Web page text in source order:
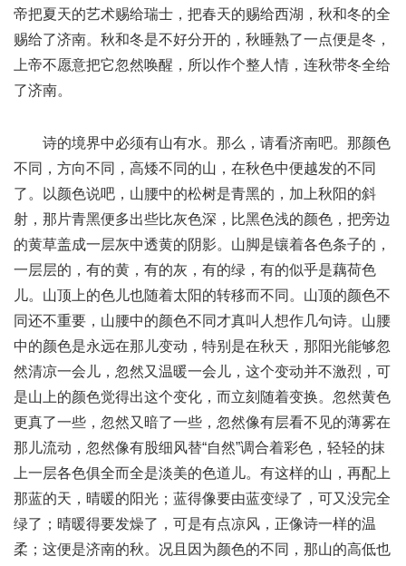
帝把夏天的艺术赐给瑞士，把春天的赐给西湖，秋和冬的全
赐给了济南。秋和冬是不好分开的，秋睡熟了一点便是冬，
上帝不愿意把它忽然唤醒，所以作个整人情，连秋带冬全给
了济南。
诗的境界中必须有山有水。那么，请看济南吧。那颜色
不同，方向不同，高矮不同的山，在秋色中便越发的不同
了。以颜色说吧，山腰中的松树是青黑的，加上秋阳的斜
射，那片青黑便多出些比灰色深，比黑色浅的颜色，把旁边
的黄草盖成一层灰中透黄的阴影。山脚是镶着各色条子的，
一层层的，有的黄，有的灰，有的绿，有的似乎是藕荷色
儿。山顶上的色儿也随着太阳的转移而不同。山顶的颜色不
同还不重要，山腰中的颜色不同才真叫人想作几句诗。山腰
中的颜色是永远在那儿变动，特别是在秋天，那阳光能够忽
然清凉一会儿，忽然又温暖一会儿，这个变动并不激烈，可
是山上的颜色觉得出这个变化，而立刻随着变换。忽然黄色
更真了一些，忽然又暗了一些，忽然像有层看不见的薄雾在
那儿流动，忽然像有股细风替“自然”调合着彩色，轻轻的抹
上一层各色俱全而全是淡美的色道儿。有这样的山，再配上
那蓝的天，晴暖的阳光；蓝得像要由蓝变绿了，可又没完全
绿了；晴暖得要发燥了，可是有点凉风，正像诗一样的温
柔；这便是济南的秋。况且因为颜色的不同，那山的高低也